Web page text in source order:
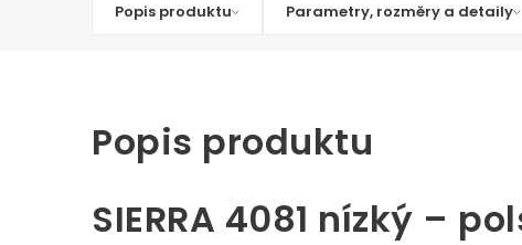
Popis produktu Parametry, rozměry a detaily
Popis produktu
SIERRA 4081 nízký –